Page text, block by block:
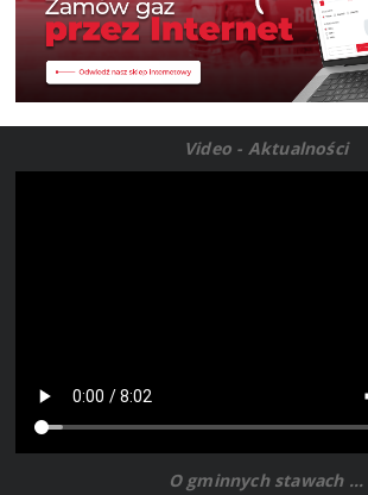
Video - Aktualności
O gminnych stawach ...